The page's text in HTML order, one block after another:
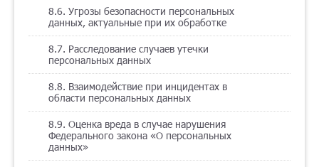
8.6. Угрозы безопасности персональных
данных, актуальные при их обработке
8.7. Расследование случаев утечки
персональных данных
8.8. Взаимодействие при инцидентах в
области персональных данных
8.9. Оценка вреда в случае нарушения
Федерального закона «О персональных
данных»